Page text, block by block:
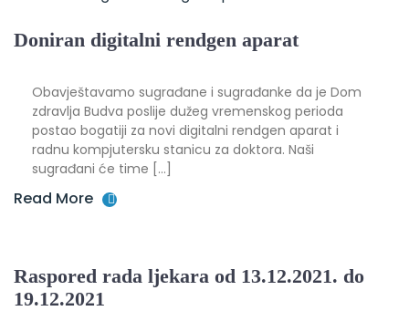
Doniran digitalni rendgen aparat
Obavještavamo sugrađane i sugrađanke da je Dom
zdravlja Budva poslije dužeg vremenskog perioda
postao bogatiji za novi digitalni rendgen aparat i
radnu kompjutersku stanicu za doktora. Naši
sugrađani će time […]
Read More
Raspored rada ljekara od 13.12.2021. do
19.12.2021